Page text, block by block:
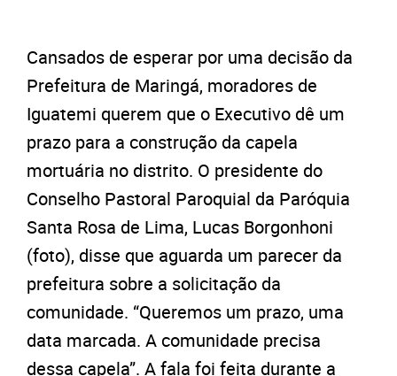
Cansados de esperar por uma decisão da
Prefeitura de Maringá, moradores de
Iguatemi querem que o Executivo dê um
prazo para a construção da capela
mortuária no distrito. O presidente do
Conselho Pastoral Paroquial da Paróquia
Santa Rosa de Lima, Lucas Borgonhoni
(foto), disse que aguarda um parecer da
prefeitura sobre a solicitação da
comunidade. “Queremos um prazo, uma
data marcada. A comunidade precisa
dessa capela”. A fala foi feita durante a